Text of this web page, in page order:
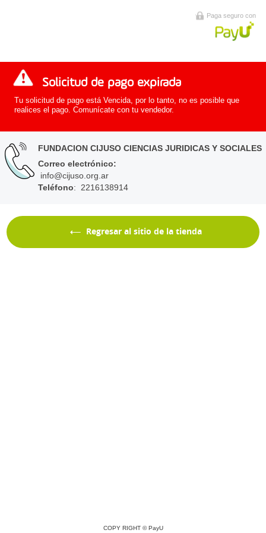
Paga seguro con
Solicitud de pago expirada
Tu solicitud de pago está Vencida, por lo tanto, no es posible que
realices el pago. Comunícate con tu vendedor.
FUNDACION CIJUSO CIENCIAS JURIDICAS Y SOCIALES
Correo electrónico:
info@cijuso.org.ar
Teléfono: 2216138914
Regresar al sitio de la tienda
COPY RIGHT ©PayU